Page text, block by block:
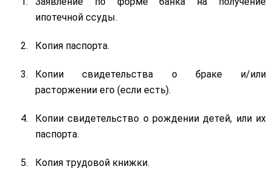
ипотечной ссуды.
Копия паспорта.
Копии свидетельства о браке и/или
расторжении его (если есть).
Копии свидетельство о рождении детей, или их
паспорта.
Копия трудовой книжки.